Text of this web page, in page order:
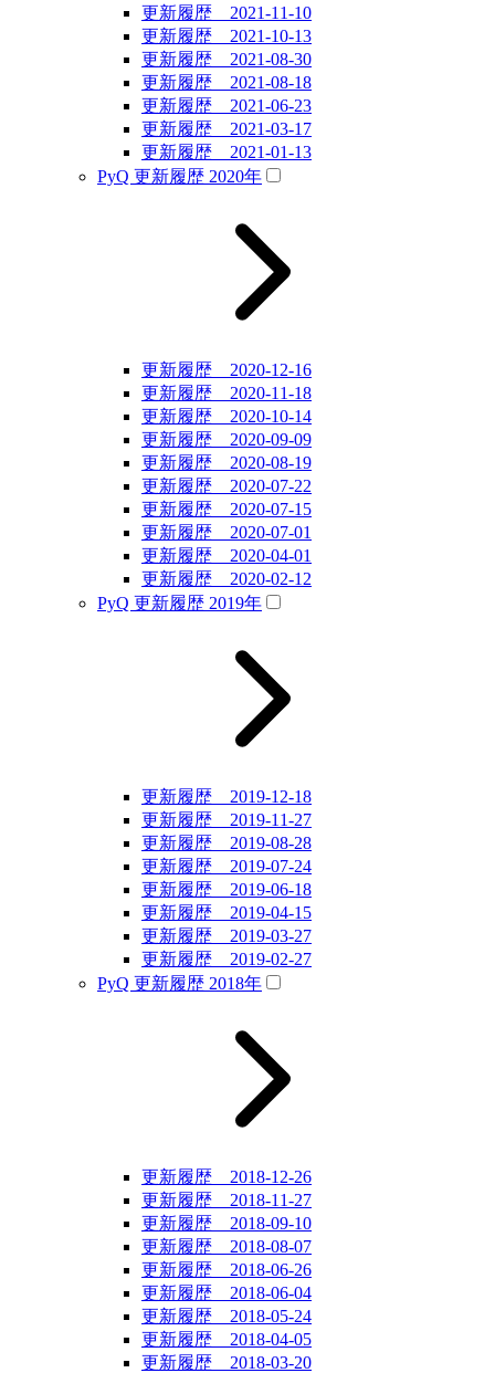
更新履歴 2021-11-10
更新履歴 2021-10-13
更新履歴 2021-08-30
更新履歴 2021-08-18
更新履歴 2021-06-23
更新履歴 2021-03-17
更新履歴 2021-01-13
PyQ 更新履歴 2020年
更新履歴 2020-12-16
更新履歴 2020-11-18
更新履歴 2020-10-14
更新履歴 2020-09-09
更新履歴 2020-08-19
更新履歴 2020-07-22
更新履歴 2020-07-15
更新履歴 2020-07-01
更新履歴 2020-04-01
更新履歴 2020-02-12
PyQ 更新履歴 2019年
更新履歴 2019-12-18
更新履歴 2019-11-27
更新履歴 2019-08-28
更新履歴 2019-07-24
更新履歴 2019-06-18
更新履歴 2019-04-15
更新履歴 2019-03-27
更新履歴 2019-02-27
PyQ 更新履歴 2018年
更新履歴 2018-12-26
更新履歴 2018-11-27
更新履歴 2018-09-10
更新履歴 2018-08-07
更新履歴 2018-06-26
更新履歴 2018-06-04
更新履歴 2018-05-24
更新履歴 2018-04-05
更新履歴 2018-03-20